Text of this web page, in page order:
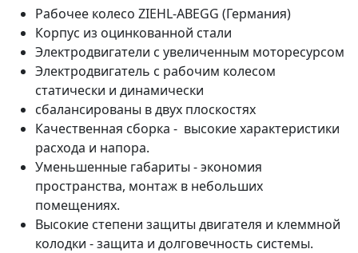
Рабочее колесо ZIEHL-ABEGG (Германия)
Корпус из оцинкованной стали
Электродвигатели с увеличенным моторесурсом
Электродвигатель с рабочим колесом
статически и динамически
сбалансированы в двух плоскостях
Качественная сборка - высокие характеристики
расхода и напора.
Уменьшенные габариты - экономия
пространства, монтаж в небольших
помещениях.
Высокие степени защиты двигателя и клеммной
колодки - защита и долговечность системы.